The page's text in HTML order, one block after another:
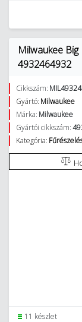
Milwaukee
4932464932
Cikkszám:
Gyártó: Milwaukee
Márka: Milwaukee
Gyártói cikkszám:
Kategória:
11 készlet